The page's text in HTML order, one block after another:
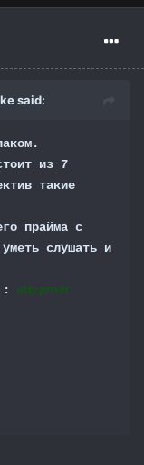
said:
из 7
такие
прайма с
слушать и
:
arty.privet